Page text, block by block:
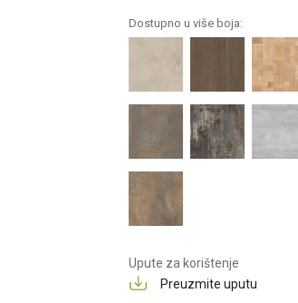
Dostupno u više boja:
Upute za korištenje
Preuzmite uputu